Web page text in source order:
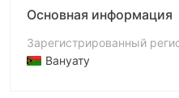
Основная информация
Зарегистрированный
Вануату